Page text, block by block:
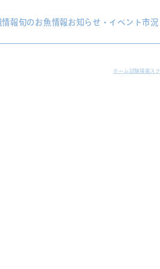
情報旬のお魚情報お知らせ・イベント市況
ホーム 試験操業ス